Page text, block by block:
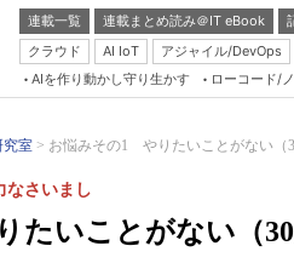
連載一覧 連載まとめ読み＠IT eBook
クラウド
AI IoT アジャイル/DevOps
AIを作り動かし守り生かす ローコード/
究室 お悩みその1 やりたいことがない（
いことがない（30
なさいまし